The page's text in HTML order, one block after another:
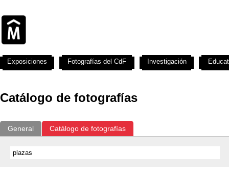
Catálogo de fotografías
General Catálogo de fotografías
Exposiciones Fotografías del CdF Investigación